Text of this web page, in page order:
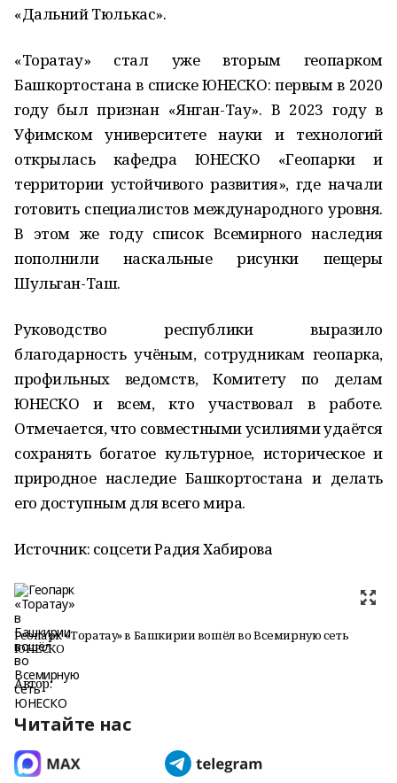
«Дальний Тюлькас».
«Торатау» стал уже вторым геопарком
Башкортостана в списке ЮНЕСКО: первым в 2020
году был признан «Янган-Тау». В 2023 году в
Уфимском университете науки и технологий
открылась кафедра ЮНЕСКО «Геопарки и
территории устойчивого развития», где начали
готовить специалистов международного уровня.
В этом же году список Всемирного наследия
пополнили наскальные рисунки пещеры
Шульган-Таш.
Руководство республики выразило
благодарность учёным, сотрудникам геопарка,
профильных ведомств, Комитету по делам
ЮНЕСКО и всем, кто участвовал в работе.
Отмечается, что совместными усилиями удаётся
сохранять богатое культурное, историческое и
природное наследие Башкортостана и делать
его доступным для всего мира.
Источник: соцсети Радия Хабирова
Геопарк «Торатау» в Башкирии вошёл во Всемирную сеть
ЮНЕСКО
Автор:
Читайте нас